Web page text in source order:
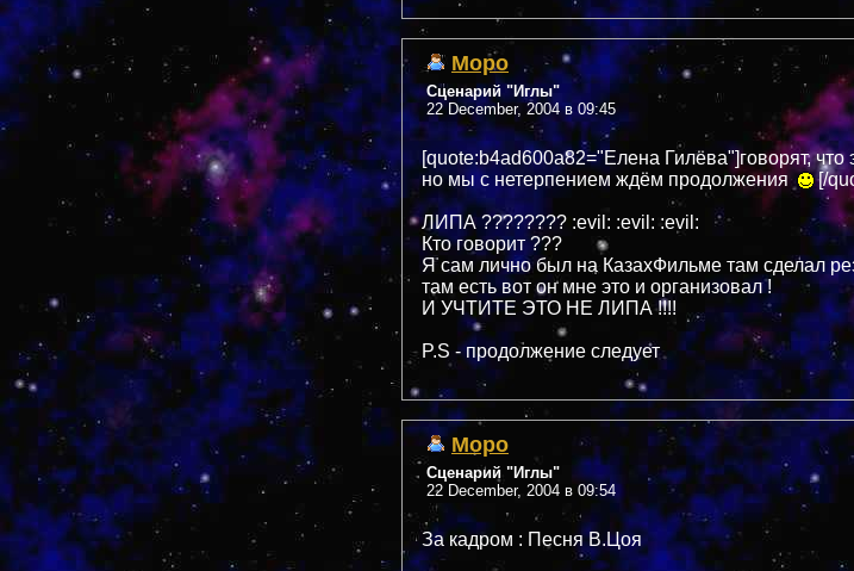
Mopo
Сценарий "Иглы"
22 December, 2004 в 09:45
[quote:b4ad600a82="Елена Гилёва"]говорят, что
но мы с нетерпением ждём продолжения
[/
ЛИПА ???????? :evil: :evil: :evil:
Кто говорит ???
Я сам лично был на КазахФильме там сделал
там есть вот он мне это и организовал !
И УЧТИТЕ ЭТО НЕ ЛИПА !!!!
P.S - продолжение следует
Mopo
Сценарий "Иглы"
22 December, 2004 в 09:54
За кадром : Песня В.Цоя